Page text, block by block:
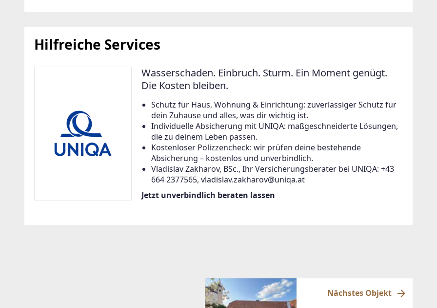
Hilfreiche Services
Wasserschaden. Einbruch. Sturm. Ein Moment genügt.
Die Kosten bleiben.
Schutz für Haus, Wohnung & Einrichtung: zuverlässiger Schutz für
dein Zuhause und alles, was dir wichtig ist.
Individuelle Absicherung mit UNIQA: maßgeschneiderte Lösungen,
die zu deinem Leben passen.
Kostenloser Polizzencheck: wir prüfen deine bestehende
Absicherung – kostenlos und unverbindlich.
Vladislav Zakharov, BSc., Ihr Versicherungsberater bei UNIQA: +43
664 2377565, vladislav.zakharov@uniqa.at
Jetzt unverbindlich beraten lassen
Nächstes Objekt